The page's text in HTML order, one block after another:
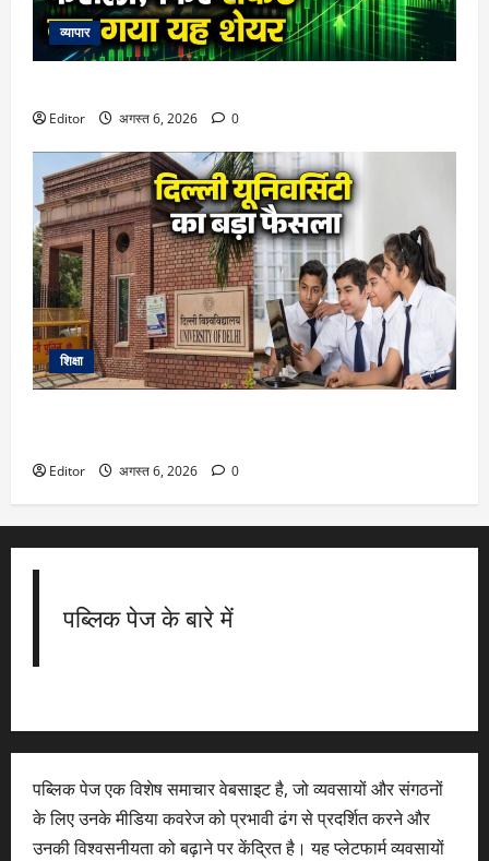
व्यापार
Editor अगस्त 6, 2026 0
शिक्षा
Editor अगस्त 6, 2026 0
पब्लिक पेज के बारे में
पब्लिक पेज एक विशेष समाचार वेबसाइट है, जो व्यवसायों और संगठनों
के लिए उनके मीडिया कवरेज को प्रभावी ढंग से प्रदर्शित करने और
उनकी विश्वसनीयता को बढ़ाने पर केंद्रित है। यह प्लेटफार्म व्यवसायों